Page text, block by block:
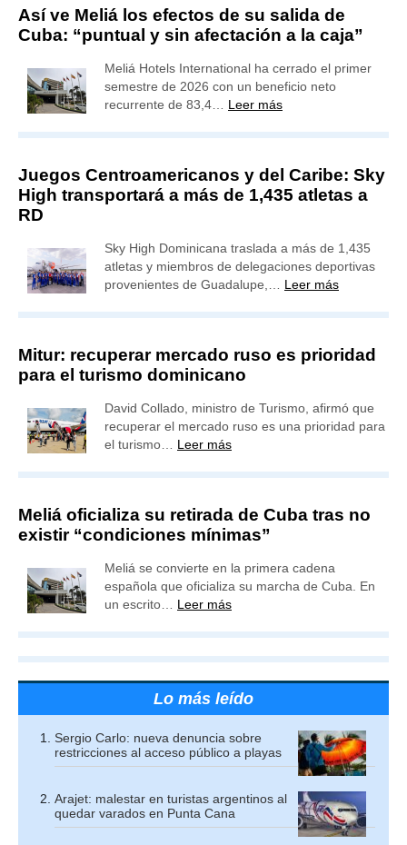
Así ve Meliá los efectos de su salida de
Cuba: “puntual y sin afectación a la caja”
Meliá Hotels International ha cerrado el primer
semestre de 2026 con un beneficio neto
recurrente de 83,4… Leer más
Juegos Centroamericanos y del Caribe: Sky
High transportará a más de 1,435 atletas a
RD
Sky High Dominicana traslada a más de 1,435
atletas y miembros de delegaciones deportivas
provenientes de Guadalupe,… Leer más
Mitur: recuperar mercado ruso es prioridad
para el turismo dominicano
David Collado, ministro de Turismo, afirmó que
recuperar el mercado ruso es una prioridad para
el turismo… Leer más
Meliá oficializa su retirada de Cuba tras no
existir “condiciones mínimas”
Meliá se convierte en la primera cadena
española que oficializa su marcha de Cuba. En
un escrito… Leer más
Lo más leído
Sergio Carlo: nueva denuncia sobre
restricciones al acceso público a playas
Arajet: malestar en turistas argentinos al
quedar varados en Punta Cana